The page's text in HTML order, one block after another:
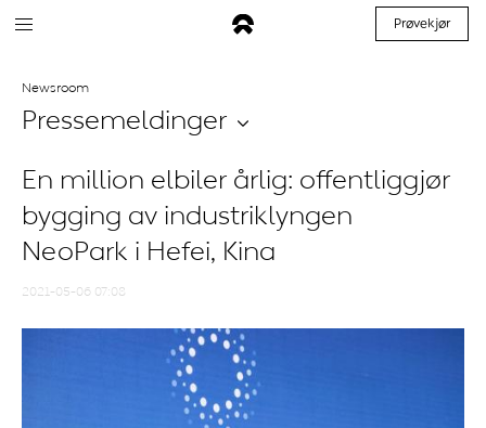
Prøvekjør
Newsroom
Pressemeldinger
2021-05-06 07:08
En million elbiler årlig: offentliggjør
bygging av industriklyngen
NeoPark i Hefei, Kina